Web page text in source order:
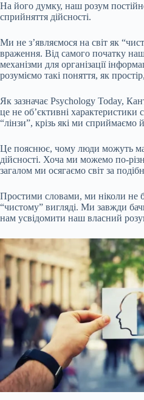
На його думку, наш розум
сприйняття дійсності.
Ми не з’являємося на світ як
враження. Від самого початку
механізми для організації
розуміємо такі поняття, як
Як зазначає Psychology Today,
це не об’єктивні характеристики
“лінзи”, крізь які ми сприймаємо
Це пояснює, чому люди можуть
дійсності. Хоча ми можемо по-
загалом ми осягаємо світ за
Простими словами, ми ніколи не
“чистому” вигляді. Ми завжди
нам усвідомити наш власний